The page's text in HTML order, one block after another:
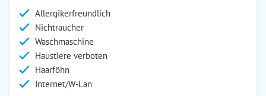
Allergikerfreundlich
Nichtraucher
Waschmaschine
Haustiere verboten
Haarföhn
Internet/W-Lan